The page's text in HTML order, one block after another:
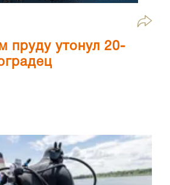
пруду утонул 20-